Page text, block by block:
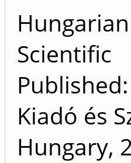
Scientific
Kiadó és
Hungary,